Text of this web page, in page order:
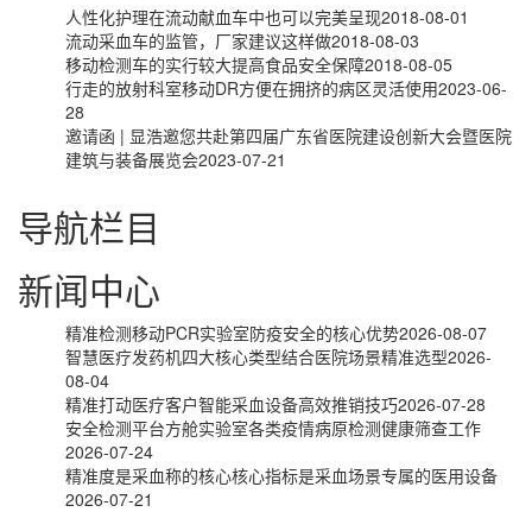
人性化护理在流动献血车中也可以完美呈现2018-08-01
流动采血车的监管，厂家建议这样做2018-08-03
移动检测车的实行较大提高食品安全保障2018-08-05
行走的放射科室移动DR方便在拥挤的病区灵活使用2023-06-
28
邀请函 | 显浩邀您共赴第四届广东省医院建设创新大会暨医院
建筑与装备展览会2023-07-21
导航栏目
新闻中心
精准检测移动PCR实验室防疫安全的核心优势2026-08-07
智慧医疗发药机四大核心类型结合医院场景精准选型2026-
08-04
精准打动医疗客户智能采血设备高效推销技巧2026-07-28
安全检测平台方舱实验室各类疫情病原检测健康筛查工作
2026-07-24
精准度是采血称的核心核心指标是采血场景专属的医用设备
2026-07-21